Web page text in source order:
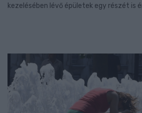
kezelésében lévő épületek egy részét is